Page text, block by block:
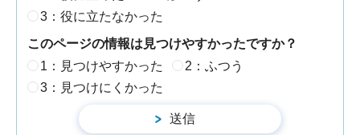
3：役に立たなかった
このページの情報は見つけやすかったですか？
1：見つけやすかった
2：ふつう
3：見つけにくかった